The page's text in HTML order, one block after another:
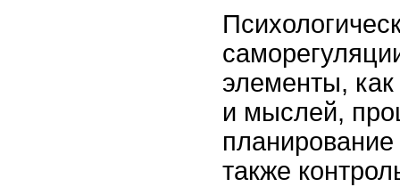
элементы,
и мыслей,
также